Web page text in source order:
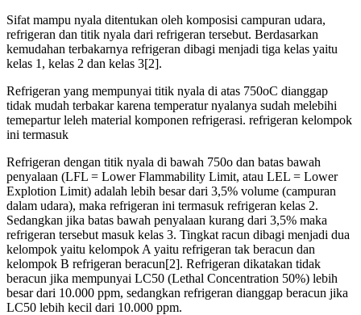
Sifat mampu nyala ditentukan oleh komposisi campuran udara,
refrigeran dan titik nyala dari refrigeran tersebut. Berdasarkan
kemudahan terbakarnya refrigeran dibagi menjadi tiga kelas yaitu
kelas 1, kelas 2 dan kelas 3[2].
Refrigeran yang mempunyai titik nyala di atas 750oC dianggap
tidak mudah terbakar karena temperatur nyalanya sudah melebihi
temepartur leleh material komponen refrigerasi. refrigeran kelompok
ini termasuk
Refrigeran dengan titik nyala di bawah 750o dan batas bawah
penyalaan (LFL = Lower Flammability Limit, atau LEL = Lower
Explotion Limit) adalah lebih besar dari 3,5% volume (campuran
dalam udara), maka refrigeran ini termasuk refrigeran kelas 2.
Sedangkan jika batas bawah penyalaan kurang dari 3,5% maka
refrigeran tersebut masuk kelas 3. Tingkat racun dibagi menjadi dua
kelompok yaitu kelompok A yaitu refrigeran tak beracun dan
kelompok B refrigeran beracun[2]. Refrigeran dikatakan tidak
beracun jika mempunyai LC50 (Lethal Concentration 50%) lebih
besar dari 10.000 ppm, sedangkan refrigeran dianggap beracun jika
LC50 lebih kecil dari 10.000 ppm.